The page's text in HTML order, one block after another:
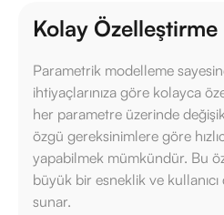
Kolay Özelleştirme
Parametrik modelleme
ihtiyaçlarınıza göre kolayca
her parametre üzerinde
özgü gereksinimlere göre
yapabilmek mümkündür. Bu
büyük bir esneklik ve
sunar.